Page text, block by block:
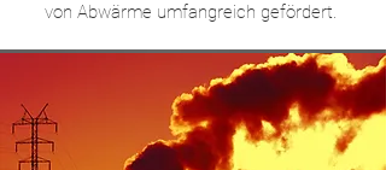
von Abwärme umfangreich gefördert.